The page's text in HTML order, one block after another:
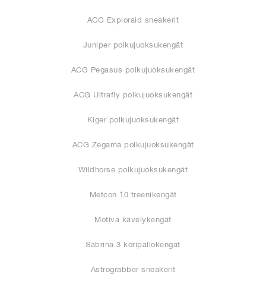
ACG Exploraid sneakerit
Juniper polkujuoksukengät
ACG Pegasus polkujuoksukengät
ACG Ultrafly polkujuoksukengät
Kiger polkujuoksukengät
ACG Zegama polkujuoksukengät
Wildhorse polkujuoksukengät
Metcon 10 treenikengät
Motiva kävelykengät
Sabrina 3 koripallokengät
Astrograbber sneakerit